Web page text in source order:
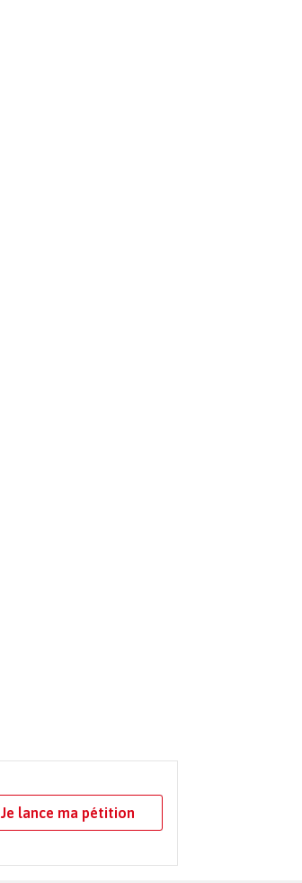
Je lance ma pétition